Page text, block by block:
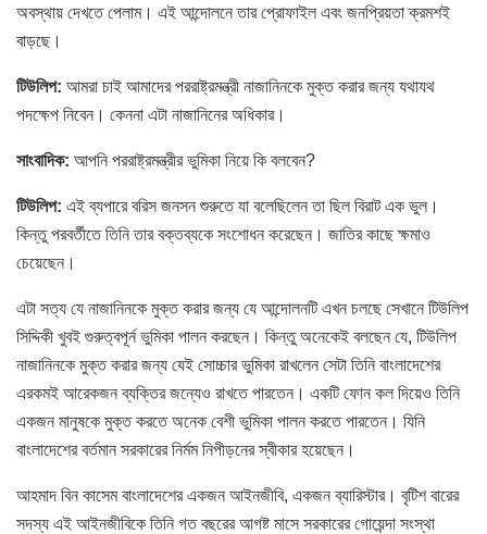
অবস্থায় দেখতে পেলাম। এই আন্দোলনে তার প্রোফাইল এবং জনপ্রিয়তা ক্রমশই
বাড়ছে।
টিউলিপ: আমরা চাই আমাদের পররাষ্ট্রমন্ত্রী নাজানিনকে মুক্ত করার জন্য যথাযথ
পদক্ষেপ নিবেন। কেননা এটা নাজানিনের অধিকার।
সাংবাদিক: আপনি পররাষ্ট্রমন্ত্রীর ভুমিকা নিয়ে কি বলবেন?
টিউলিপ: এই ব্যপারে বরিস জনসন শুরুতে যা বলেছিলেন তা ছিল বিরাট এক ভুল।
কিন্তু পরবর্তীতে তিনি তার বক্তব্যকে সংশোধন করেছেন। জাতির কাছে ক্ষমাও
চেয়েছেন।
এটা সত্য যে নাজানিনকে মুক্ত করার জন্য যে আন্দোলনটি এখন চলছে সেখানে টিউলিপ
সিদ্দিকী খুবই গুরুত্বপূর্ন ভুমিকা পালন করছেন। কিন্তু অনেকেই বলছেন যে, টিউলিপ
নাজানিনকে মুক্ত করার জন্য যেই সোচ্চার ভুমিকা রাখলেন সেটা তিনি বাংলাদেশের
এরকমই আরেকজন ব্যক্তির জন্যেও রাখতে পারতেন। একটি ফোন কল দিয়েও তিনি
একজন মানুষকে মুক্ত করতে অনেক বেশী ভুমিকা পালন করতে পারতেন। যিনি
বাংলাদেশের বর্তমান সরকারের নির্মম নিপীড়নের স্বীকার হয়েছেন।
আহমাদ বিন কাসেম বাংলাদেশের একজন আইনজীবি, একজন ব্যারিস্টার। বৃটিশ বারের
সদস্য এই আইনজীবিকে তিনি গত বছরের আগষ্ট মাসে সরকারের গোয়েন্দা সংস্থা